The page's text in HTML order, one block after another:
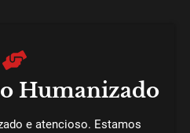
Humanizado
e atencioso. Estamos